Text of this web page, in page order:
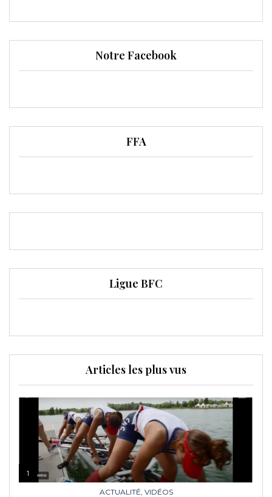
Notre Facebook
FFA
Ligue BFC
Articles les plus vus
1
ACTUALITÉ VIDÉOS